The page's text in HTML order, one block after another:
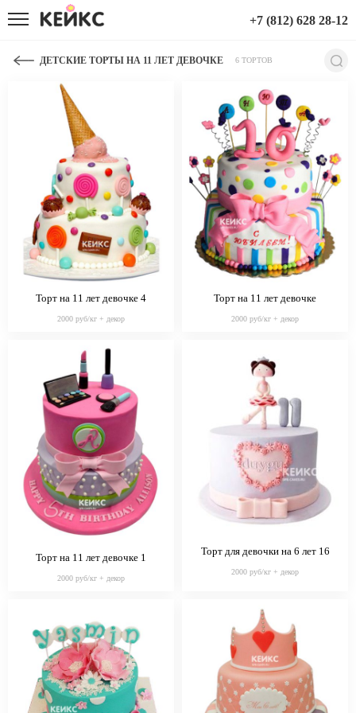
+7 (812) 628 28-12
ДЕТСКИЕ ТОРТЫ НА 11 ЛЕТ ДЕВОЧКЕ 6 ТОРТОВ
Торт на 11 лет девочке 4
2000 руб/кг + декор
Торт на 11 лет девочке
2000 руб/кг + декор
Торт на 11 лет девочке 1
2000 руб/кг + декор
Торт для девочки на 6 лет 16
2000 руб/кг + декор